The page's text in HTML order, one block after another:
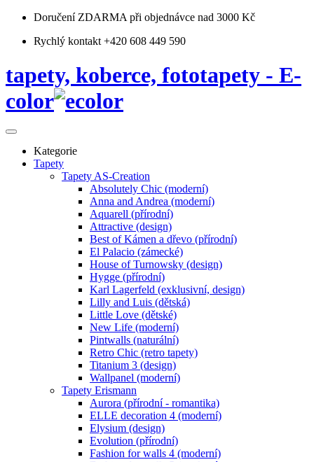
Doručení ZDARMA při objednávce nad 3000 Kč
Rychlý kontakt +420 608 449 590
tapety, koberce, fototapety - E-
color
Kategorie
Tapety
Tapety AS-Creation
Absolutely Chic (moderní)
Anna and Andrea (moderní)
Aquarell (přírodní)
Attractive (design)
Best of Kámen a dřevo (přírodní)
El Palacio (zámecké)
House of Turnowsky (design)
Hygge (přírodní)
Karl Lagerfeld (exklusivní, design)
Lilly and Luis (dětská)
Little Love (dětské)
New Life (moderní)
Pintwalls (naturální)
Retro Chic (retro tapety)
Titanium 3 (design)
Wallpanel (moderní)
Tapety Erismann
Aurora (přírodní - romantika)
ELLE decoration 4 (moderní)
Elysium (design)
Evolution (přírodní)
Fashion for walls 4 (moderní)